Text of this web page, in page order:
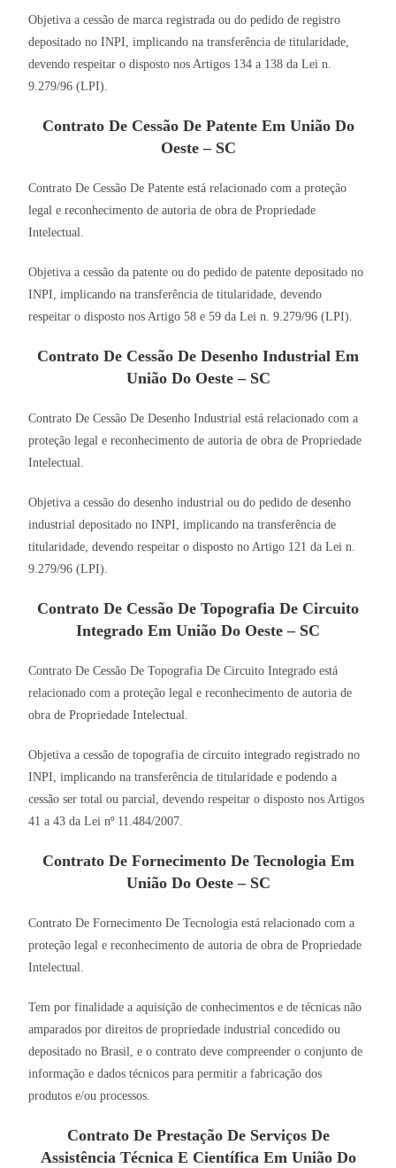
Objetiva a cessão de marca registrada ou do pedido de registro
depositado no INPI, implicando na transferência de titularidade,
devendo respeitar o disposto nos Artigos 134 a 138 da Lei n.
9.279/96 (LPI).
Contrato De Cessão De Patente Em União Do
Oeste – SC
Contrato De Cessão De Patente está relacionado com a proteção
legal e reconhecimento de autoria de obra de Propriedade
Intelectual.
Objetiva a cessão da patente ou do pedido de patente depositado no
INPI, implicando na transferência de titularidade, devendo
respeitar o disposto nos Artigo 58 e 59 da Lei n. 9.279/96 (LPI).
Contrato De Cessão De Desenho Industrial Em
União Do Oeste – SC
Contrato De Cessão De Desenho Industrial está relacionado com a
proteção legal e reconhecimento de autoria de obra de Propriedade
Intelectual.
Objetiva a cessão do desenho industrial ou do pedido de desenho
industrial depositado no INPI, implicando na transferência de
titularidade, devendo respeitar o disposto no Artigo 121 da Lei n.
9.279/96 (LPI).
Contrato De Cessão De Topografia De Circuito
Integrado Em União Do Oeste – SC
Contrato De Cessão De Topografia De Circuito Integrado está
relacionado com a proteção legal e reconhecimento de autoria de
obra de Propriedade Intelectual.
Objetiva a cessão de topografia de circuito integrado registrado no
INPI, implicando na transferência de titularidade e podendo a
cessão ser total ou parcial, devendo respeitar o disposto nos Artigos
41 a 43 da Lei nº 11.484/2007.
Contrato De Fornecimento De Tecnologia Em
União Do Oeste – SC
Contrato De Fornecimento De Tecnologia está relacionado com a
proteção legal e reconhecimento de autoria de obra de Propriedade
Intelectual.
Tem por finalidade a aquisição de conhecimentos e de técnicas não
amparados por direitos de propriedade industrial concedido ou
depositado no Brasil, e o contrato deve compreender o conjunto de
informação e dados técnicos para permitir a fabricação dos
produtos e/ou processos.
Contrato De Prestação De Serviços De
Assistência Técnica E Científica Em União Do